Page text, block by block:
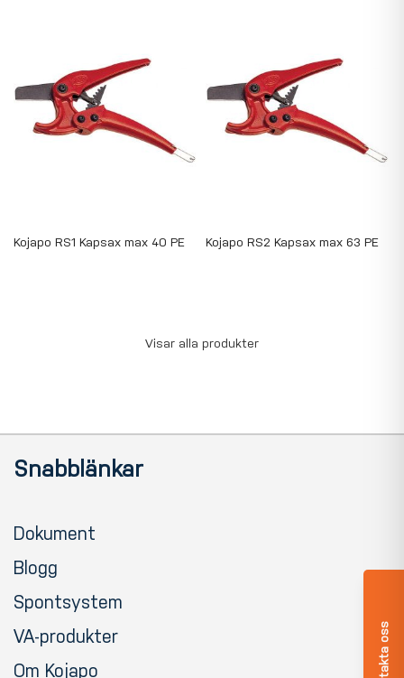
Kontakta oss
Kojapo RS1 Kapsax max 40 PE Kojapo RS2 Kapsax max 63 PE
Visar alla produkter
Snabblänkar
Dokument
Blogg
Spontsystem
VA-produkter
Om Kojapo